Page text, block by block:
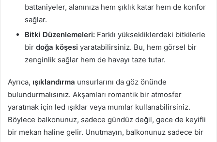
battaniyeler, alanınıza hem şıklık katar hem de konfor
sağlar.
Bitki Düzenlemeleri: Farklı yüksekliklerdeki bitkilerle
bir doğa köşesi yaratabilirsiniz. Bu, hem görsel bir
zenginlik sağlar hem de havayı taze tutar.
Ayrıca, ışıklandırma unsurlarını da göz önünde
bulundurmalısınız. Akşamları romantik bir atmosfer
yaratmak için led ışıklar veya mumlar kullanabilirsiniz.
Böylece balkonunuz, sadece gündüz değil, gece de keyifli
bir mekan haline gelir. Unutmayın, balkonunuz sadece bir